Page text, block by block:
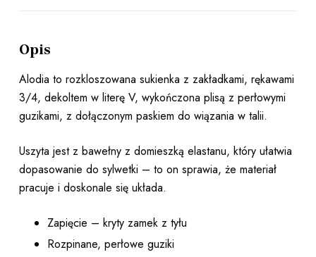
Opis
Alodia to rozkloszowana sukienka z zakładkami, rękawami
3/4, dekoltem w literę V, wykończona plisą z perłowymi
guzikami, z dołączonym paskiem do wiązania w talii.
Uszyta jest z bawełny z domieszką elastanu, który ułatwia
dopasowanie do sylwetki – to on sprawia, że materiał
pracuje i doskonale się układa.
Zapięcie – kryty zamek z tyłu
Rozpinane, perłowe guziki